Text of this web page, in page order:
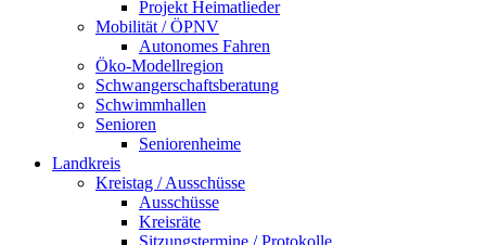
Projekt Heimatlieder
Mobilität / ÖPNV
Autonomes Fahren
Öko-Modellregion
Schwangerschaftsberatung
Schwimmhallen
Senioren
Seniorenheime
Landkreis
Kreistag / Ausschüsse
Ausschüsse
Kreisräte
Sitzungstermine / Protokolle